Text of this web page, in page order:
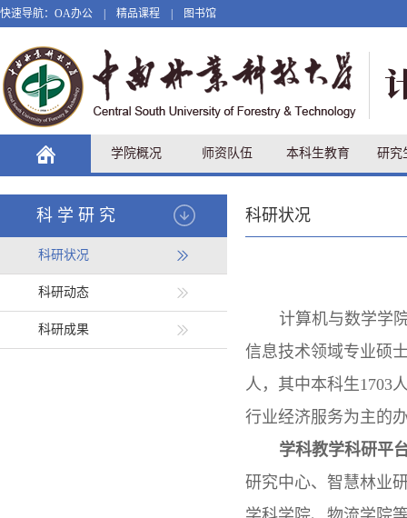
快速导航： OA办公 精品课程 图书馆
学院概况 师资队伍 本科生教育 研究
科学研究
科研状况
科研动态
科研成果
科研状况
计算机与数学学
信息技术领域专业硕
人，其中本科生1703
行业经济服务为主的
学科教学科研平
研究中心、智慧林业